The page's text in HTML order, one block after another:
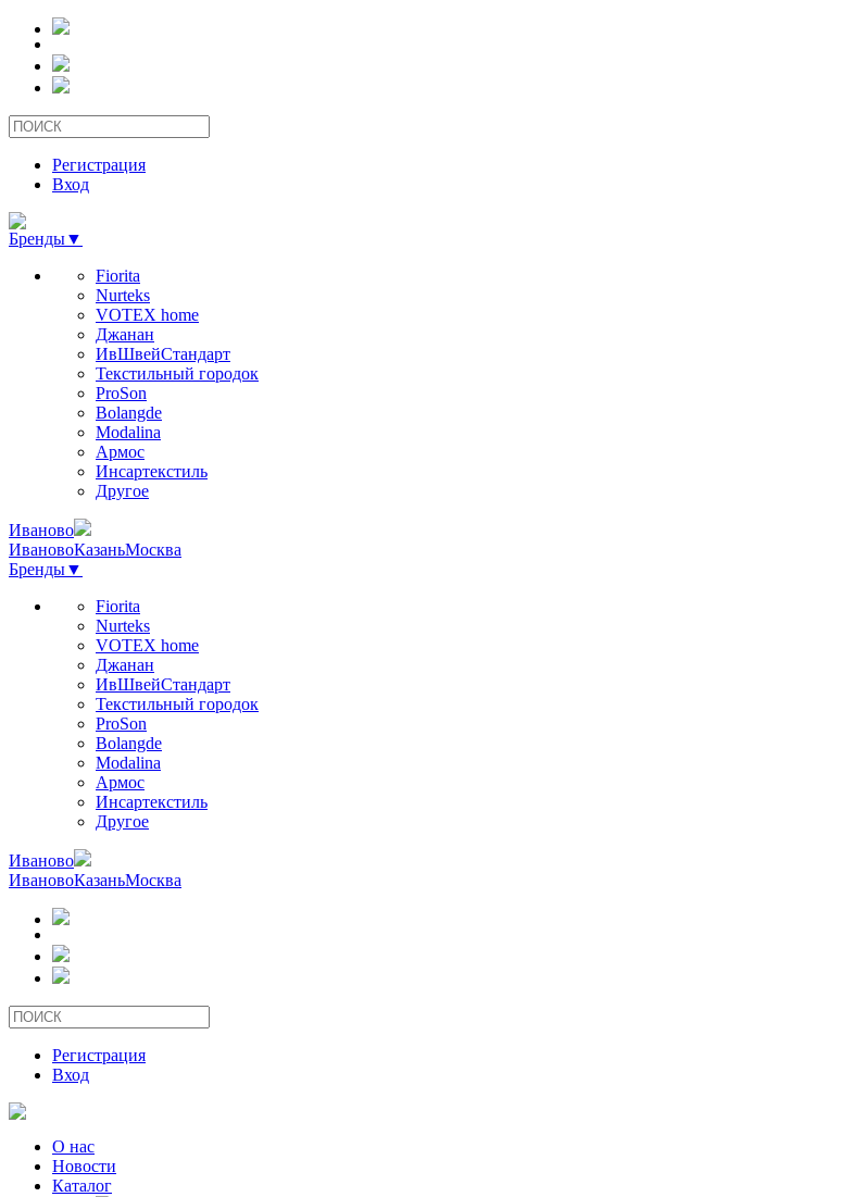
Регистрация
Вход
Бренды▼
Fiorita
Nurteks
VOTEX home
Джанан
ИвШвейСтандарт
Текстильный городок
ProSon
Bolangde
Modalina
Армос
Инсартекстиль
Другое
Иваново
ИвановоКазаньМосква
Бренды▼
Fiorita
Nurteks
VOTEX home
Джанан
ИвШвейСтандарт
Текстильный городок
ProSon
Bolangde
Modalina
Армос
Инсартекстиль
Другое
Иваново
ИвановоКазаньМосква
Регистрация
Вход
О нас
Новости
Каталог